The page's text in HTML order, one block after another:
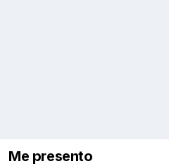
Me presento